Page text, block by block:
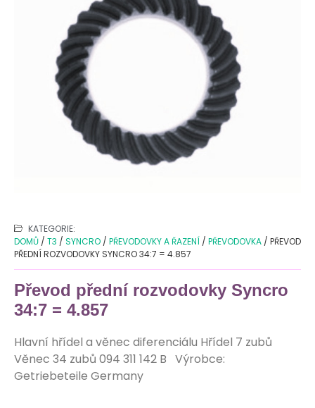
KATEGORIE:
DOMŮ / T3 / SYNCRO / PŘEVODOVKY A ŘAZENÍ / PŘEVODOVKA / PŘEVOD
PŘEDNÍ ROZVODOVKY SYNCRO 34:7 = 4.857
Převod přední rozvodovky Syncro
34:7 = 4.857
Hlavní hřídel a věnec diferenciálu Hřídel 7 zubů
Věnec 34 zubů 094 311 142 B Výrobce:
Getriebeteile Germany